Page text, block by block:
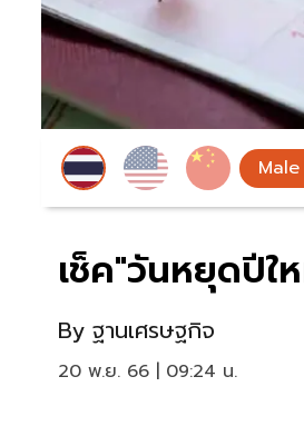
เช็ค"วันหยุดปีใ
By ฐานเศรษฐกิจ
20 พ.ย. 66 | 09:24 น.